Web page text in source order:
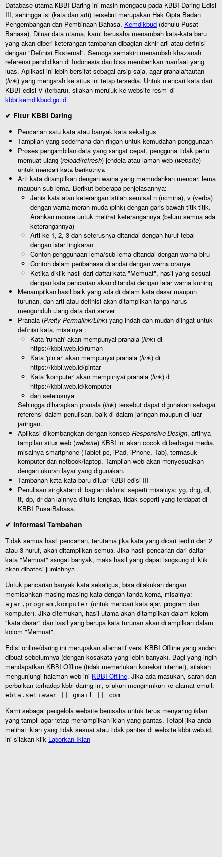
Database utama KBBI Daring ini masih mengacu pada KBBI Daring Edisi
III, sehingga isi (kata dan arti) tersebut merupakan Hak Cipta Badan
Pengembangan dan Pembinaan Bahasa, Kemdikbud (dahulu Pusat
Bahasa). Diluar data utama, kami berusaha menambah kata-kata baru
yang akan diberi keterangan tambahan dibagian akhir arti atau definisi
dengan "Definisi Eksternal". Semoga semakin menambah khazanah
referensi pendidikan di Indonesia dan bisa memberikan manfaat yang
luas. Aplikasi ini lebih bersifat sebagai arsip saja, agar pranala/tautan
(link) yang mengarah ke situs ini tetap tersedia. Untuk mencari kata dari
KBBI edisi V (terbaru), silakan merujuk ke website resmi di
kbbi.kemdikbud.go.id
✔ Fitur KBBI Daring
Pencarian satu kata atau banyak kata sekaligus
Tampilan yang sederhana dan ringan untuk kemudahan penggunaan
Proses pengambilan data yang sangat cepat, pengguna tidak perlu
memuat ulang (reload/refresh) jendela atau laman web (website)
untuk mencari kata berikutnya
Arti kata ditampilkan dengan warna yang memudahkan mencari lema
maupun sub lema. Berikut beberapa penjelasannya:
Jenis kata atau keterangan istilah semisal n (nomina), v (verba)
dengan warna merah muda (pink) dengan garis bawah titik-titik.
Arahkan mouse untuk melihat keterangannya (belum semua ada
keterangannya)
Arti ke-1, 2, 3 dan seterusnya ditandai dengan huruf tebal
dengan latar lingkaran
Contoh penggunaan lema/sub-lema ditandai dengan warna biru
Contoh dalam peribahasa ditandai dengan warna oranye
Ketika diklik hasil dari daftar kata "Memuat", hasil yang sesuai
dengan kata pencarian akan ditandai dengan latar warna kuning
Menampilkan hasil baik yang ada di dalam kata dasar maupun
turunan, dan arti atau definisi akan ditampilkan tanpa harus
mengunduh ulang data dari server
Pranala (Pretty Permalink/Link) yang indah dan mudah diingat untuk
definisi kata, misalnya :
Kata 'rumah' akan mempunyai pranala (link) di
https://kbbi.web.id/rumah
Kata 'pintar' akan mempunyai pranala (link) di
https://kbbi.web.id/pintar
Kata 'komputer' akan mempunyai pranala (link) di
https://kbbi.web.id/komputer
dan seterusnya
Sehingga diharapkan pranala (link) tersebut dapat digunakan sebagai
referensi dalam penulisan, baik di dalam jaringan maupun di luar
jaringan.
Aplikasi dikembangkan dengan konsep Responsive Design, artinya
tampilan situs web (website) KBBI ini akan cocok di berbagai media,
misalnya smartphone (Tablet pc, iPad, iPhone, Tab), termasuk
komputer dan netbook/laptop. Tampilan web akan menyesuaikan
dengan ukuran layar yang digunakan.
Tambahan kata-kata baru diluar KBBI edisi III
Penulisan singkatan di bagian definisi seperti misalnya: yg, dng, dl,
tt, dp, dr dan lainnya ditulis lengkap, tidak seperti yang terdapat di
KBBI PusatBahasa.
✔ Informasi Tambahan
Tidak semua hasil pencarian, terutama jika kata yang dicari terdiri dari 2
atau 3 huruf, akan ditampilkan semua. Jika hasil pencarian dari daftar
kata "Memuat" sangat banyak, maka hasil yang dapat langsung di klik
akan dibatasi jumlahnya.
Untuk pencarian banyak kata sekaligus, bisa dilakukan dengan
memisahkan masing-masing kata dengan tanda koma, misalnya:
ajar,program,komputer (untuk mencari kata ajar, program dan
komputer). Jika ditemukan, hasil utama akan ditampilkan dalam kolom
"kata dasar" dan hasil yang berupa kata turunan akan ditampilkan dalam
kolom "Memuat".
Edisi online/daring ini merupakan alternatif versi KBBI Offline yang sudah
dibuat sebelumnya (dengan kosakata yang lebih banyak). Bagi yang ingin
mendapatkan KBBI Offline (tidak memerlukan koneksi internet), silakan
mengunjungi halaman web ini KBBI Offline. Jika ada masukan, saran dan
perbaikan terhadap kbbi daring ini, silakan mengirimkan ke alamat email:
ebta.setiawan || gmail || com
Kami sebagai pengelola website berusaha untuk terus menyaring iklan
yang tampil agar tetap menampilkan iklan yang pantas. Tetapi jika anda
melihat iklan yang tidak sesuai atau tidak pantas di website kbbi.web.id,
ini silakan klik Laporkan Iklan